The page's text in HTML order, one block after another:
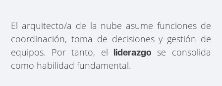
El arquitecto/a de la nube asume funciones de
coordinación, toma de decisiones y gestión de
equipos. Por tanto, el
liderazgo se consolida
como habilidad fundamental.